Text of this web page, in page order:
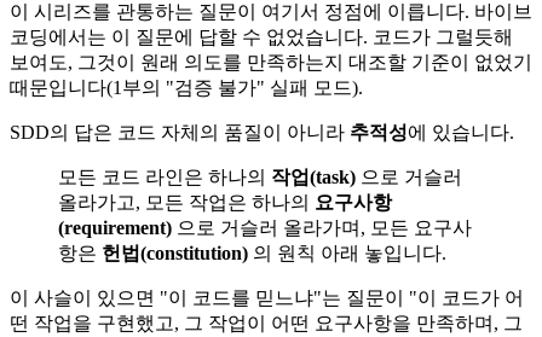
이 시리즈를 관통하는 질문이 여기서 정점에 이릅니다. 바이브
코딩에서는 이 질문에 답할 수 없었습니다. 코드가 그럴듯해
보여도, 그것이 원래 의도를 만족하는지 대조할 기준이 없었기
때문입니다(1부의 "검증 불가" 실패 모드).
SDD의 답은 코드 자체의 품질이 아니라 추적성에 있습니다.
모든 코드 라인은 하나의 작업(task) 으로 거슬러
올라가고, 모든 작업은 하나의 요구사항
(requirement) 으로 거슬러 올라가며, 모든 요구사
항은 헌법(constitution) 의 원칙 아래 놓입니다.
이 사슬이 있으면 "이 코드를 믿느냐"는 질문이 "이 코드가 어
떤 작업을 구현했고, 그 작업이 어떤 요구사항을 만족하며, 그